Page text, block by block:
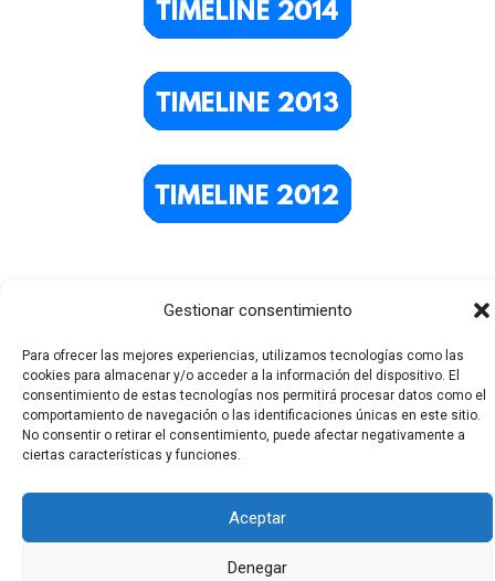
Gestionar consentimiento
Para ofrecer las mejores experiencias, utilizamos tecnologías como las
cookies para almacenar y/o acceder a la información del dispositivo. El
consentimiento de estas tecnologías nos permitirá procesar datos como el
comportamiento de navegación o las identificaciones únicas en este sitio.
No consentir o retirar el consentimiento, puede afectar negativamente a
ciertas características y funciones.
Aceptar
Denegar
Todos los derechos © 2026 El Funerario Digital | Funciona
gracias a Tema Astra para WordPress